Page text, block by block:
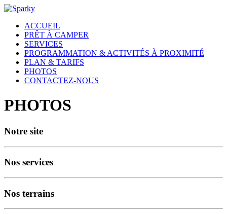
ACCUEIL
PRÊT À CAMPER
SERVICES
PROGRAMMATION & ACTIVITÉS À PROXIMITÉ
PLAN & TARIFS
PHOTOS
CONTACTEZ-NOUS
PHOTOS
Notre site
Nos services
Nos terrains